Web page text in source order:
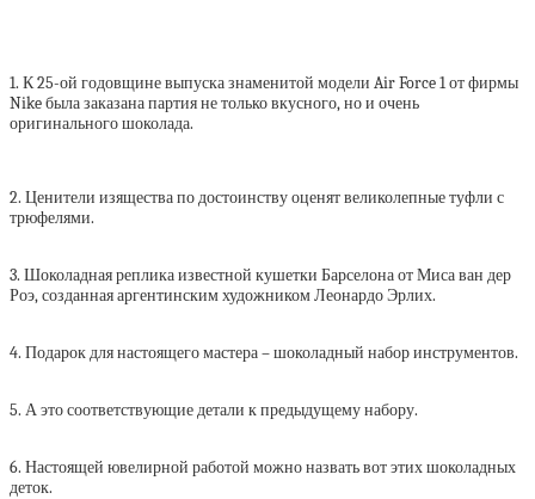
1. К 25-ой годовщине выпуска знаменитой модели Air Force 1 от фирмы
Nike была заказана партия не только вкусного, но и очень
оригинального шоколада.
2. Ценители изящества по достоинству оценят великолепные туфли с
трюфелями.
3. Шоколадная реплика известной кушетки Барселона от Миса ван дер
Роэ, созданная аргентинским художником Леонардо Эрлих.
4. Подарок для настоящего мастера – шоколадный набор инструментов.
5. А это соответствующие детали к предыдущему набору.
6. Настоящей ювелирной работой можно назвать вот этих шоколадных
деток.